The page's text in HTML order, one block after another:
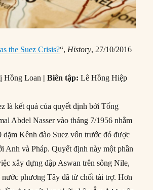
the Suez Crisis?“, History, 27/10/2016
Hồng Loan | Biên tập:Lê Hồng Hiệp
là kết quả của quyết định bởi Tổng
Abdel Nasser vào tháng 7/1956 nhằm
dặm Kênh đào Suez vốn trước đó được
Anh và Pháp. Quyết định này một phần
xây dựng đập Aswan trên sông Nile,
nước phương Tây đã từ chối tài trợ. Hơn